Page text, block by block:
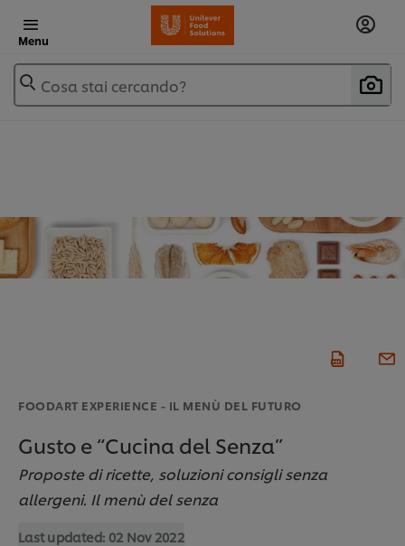
Menu
Cosa stai cercando?
FOODART EXPERIENCE - IL MENÙ DEL FUTURO
Gusto e “Cucina del Senza”
Proposte di ricette, soluzioni consigli senza
allergeni. Il menù del senza
Last updated: 02 Nov 2022